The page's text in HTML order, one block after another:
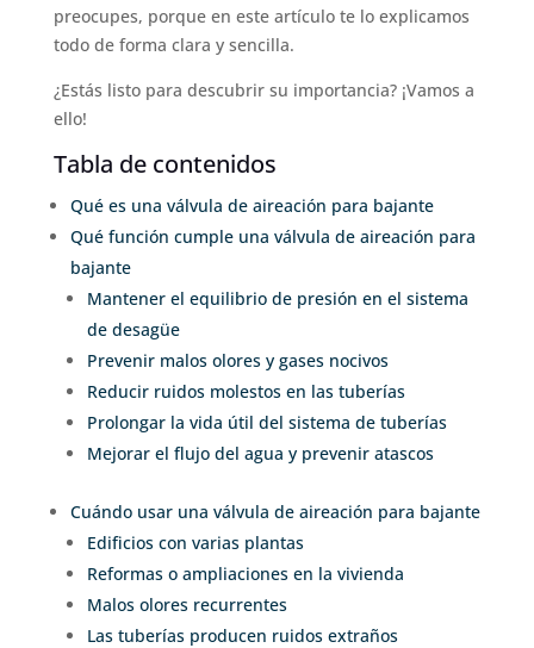
preocupes, porque en este artículo te lo explicamos
todo de forma clara y sencilla.
¿Estás listo para descubrir su importancia? ¡Vamos a
ello!
Tabla de contenidos
Qué es una válvula de aireación para bajante
Qué función cumple una válvula de aireación para
bajante
Mantener el equilibrio de presión en el sistema
de desagüe
Prevenir malos olores y gases nocivos
Reducir ruidos molestos en las tuberías
Prolongar la vida útil del sistema de tuberías
Mejorar el flujo del agua y prevenir atascos
Cuándo usar una válvula de aireación para bajante
Edificios con varias plantas
Reformas o ampliaciones en la vivienda
Malos olores recurrentes
Las tuberías producen ruidos extraños